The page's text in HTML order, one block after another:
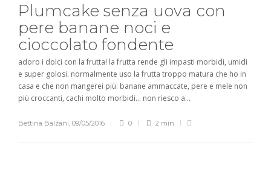
Plumcake senza uova con
pere banane noci e
cioccolato fondente
adoro i dolci con la frutta! la frutta rende gli impasti morbidi, umidi
e super golosi. normalmente uso la frutta troppo matura che ho in
casa e che non mangerei più: banane ammaccate, pere e mele non
più croccanti, cachi molto morbidi… non riesco a...
Bettina Balzani 09/05/2016 0 2 min